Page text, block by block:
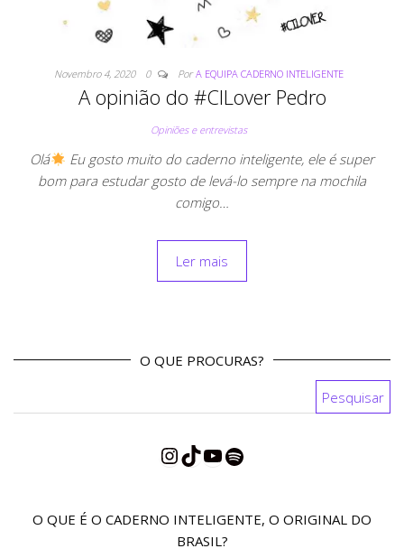
Novembro 4, 2020 0 Por A EQUIPA CADERNO INTELIGENTE
A opinião do #CILover Pedro
Opiniões e entrevistas
Olá
Eu gosto muito do caderno inteligente, ele é super
bom para estudar gosto de levá-lo sempre na mochila
comigo…
Ler mais
O QUE PROCURAS?
Instagram
TikTok
YouTube
Spotify
O QUE É O CADERNO INTELIGENTE, O ORIGINAL DO
BRASIL?